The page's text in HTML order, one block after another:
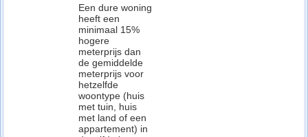
Een dure woning
heeft een
minimaal 15%
hogere
meterprijs dan
de gemiddelde
meterprijs voor
hetzelfde
woontype (huis
met tuin, huis
met land of een
appartement) in